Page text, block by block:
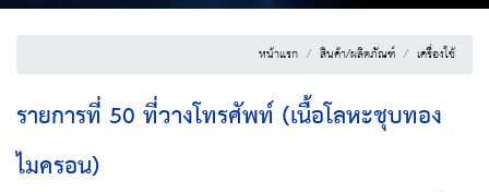
หน้าแรก สินค้า/ผลิตภัณฑ์ เครื่องใช้
รายการที่ 50 ที่วางโทรศัพท์ (เนื้อโลหะชุบทอง
ไมครอน)